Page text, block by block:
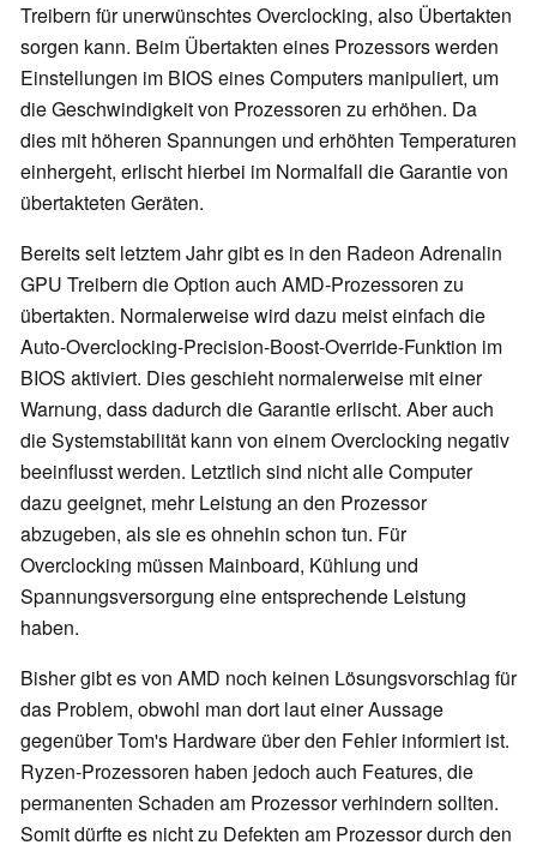
Treibern für unerwünschtes Overclocking, also Übertakten
sorgen kann. Beim Übertakten eines Prozessors werden
Einstellungen im BIOS eines Computers manipuliert, um
die Geschwindigkeit von Prozessoren zu erhöhen. Da
dies mit höheren Spannungen und erhöhten Temperaturen
einhergeht, erlischt hierbei im Normalfall die Garantie von
übertakteten Geräten.
Bereits seit letztem Jahr gibt es in den Radeon Adrenalin
GPU Treibern die Option auch AMD-Prozessoren zu
übertakten. Normalerweise wird dazu meist einfach die
Auto-Overclocking-Precision-Boost-Override-Funktion im
BIOS aktiviert. Dies geschieht normalerweise mit einer
Warnung, dass dadurch die Garantie erlischt. Aber auch
die Systemstabilität kann von einem Overclocking negativ
beeinflusst werden. Letztlich sind nicht alle Computer
dazu geeignet, mehr Leistung an den Prozessor
abzugeben, als sie es ohnehin schon tun. Für
Overclocking müssen Mainboard, Kühlung und
Spannungsversorgung eine entsprechende Leistung
haben.
Bisher gibt es von AMD noch keinen Lösungsvorschlag für
das Problem, obwohl man dort laut einer Aussage
gegenüber Tom's Hardware über den Fehler informiert ist.
Ryzen-Prozessoren haben jedoch auch Features, die
permanenten Schaden am Prozessor verhindern sollten.
Somit dürfte es nicht zu Defekten am Prozessor durch den